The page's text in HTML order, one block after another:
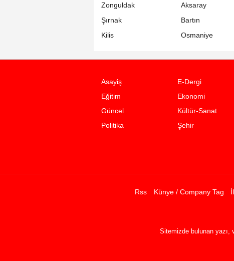
Zonguldak
Aksaray
Şırnak
Bartın
Kilis
Osmaniye
Asayiş
E-Dergi
Eğitim
Ekonomi
Güncel
Kültür-Sanat
Politika
Şehir
Rss Künye / Company Tag
Sitemizde bulunan yazı,